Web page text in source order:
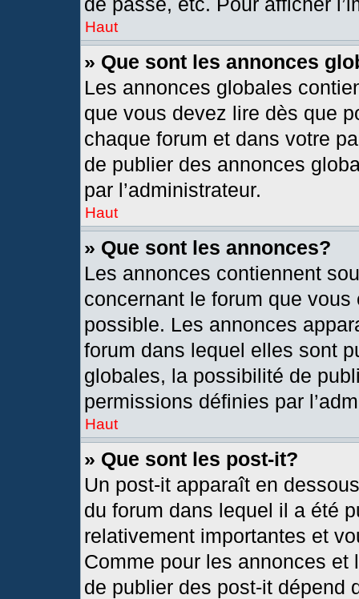
Haut
» Que sont les annonces
Les annonces globales
que vous devez lire dès que
chaque forum et dans votre
de publier des annonces
par l’administrateur.
Haut
» Que sont les annonces?
Les annonces contiennent
concernant le forum que
possible. Les annonces
forum dans lequel elles sont
globales, la possibilité de
permissions définies par
Haut
» Que sont les post-it?
Un post-it apparaît en
du forum dans lequel il a été
relativement importantes et
Comme pour les annonces
de publier des post-it dépend